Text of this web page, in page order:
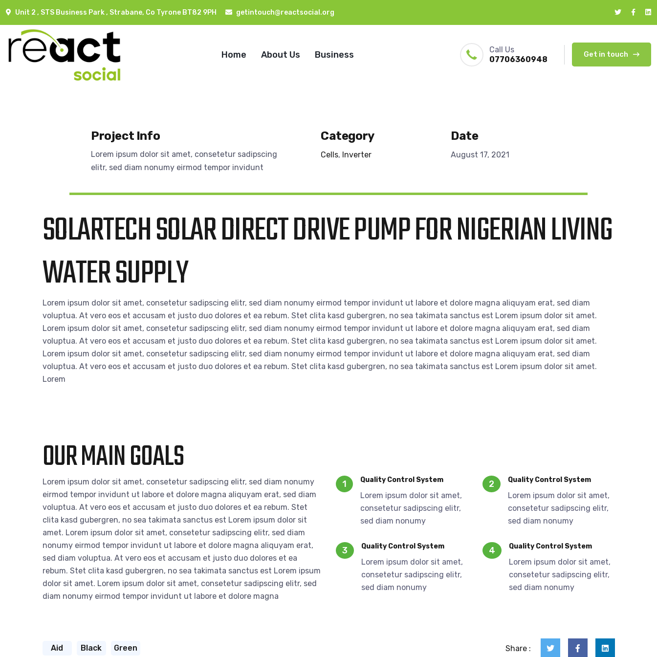
Unit 2 , STS Business Park , Strabane, Co Tyrone BT82 9PH getintouch@reactsocial.org
Home About Us Business
Call Us
07706360948
Get in touch
Project Info
Lorem ipsum dolor sit amet, consetetur sadipscing
elitr, sed diam nonumy eirmod tempor invidunt
Category
Cells, Inverter
Date
August 17, 2021
SOLARTECH SOLAR DIRECT DRIVE PUMP FOR NIGERIAN LIVING
WATER SUPPLY
Lorem ipsum dolor sit amet, consetetur sadipscing elitr, sed diam nonumy eirmod tempor invidunt ut labore et dolore magna aliquyam erat, sed diam
voluptua. At vero eos et accusam et justo duo dolores et ea rebum. Stet clita kasd gubergren, no sea takimata sanctus est Lorem ipsum dolor sit amet.
Lorem ipsum dolor sit amet, consetetur sadipscing elitr, sed diam nonumy eirmod tempor invidunt ut labore et dolore magna aliquyam erat, sed diam
voluptua. At vero eos et accusam et justo duo dolores et ea rebum. Stet clita kasd gubergren, no sea takimata sanctus est Lorem ipsum dolor sit amet.
Lorem ipsum dolor sit amet, consetetur sadipscing elitr, sed diam nonumy eirmod tempor invidunt ut labore et dolore magna aliquyam erat, sed diam
voluptua. At vero eos et accusam et justo duo dolores et ea rebum. Stet clita kasd gubergren, no sea takimata sanctus est Lorem ipsum dolor sit amet.
Lorem
OUR MAIN GOALS
Lorem ipsum dolor sit amet, consetetur sadipscing elitr, sed diam nonumy
eirmod tempor invidunt ut labore et dolore magna aliquyam erat, sed diam
voluptua. At vero eos et accusam et justo duo dolores et ea rebum. Stet
clita kasd gubergren, no sea takimata sanctus est Lorem ipsum dolor sit
amet. Lorem ipsum dolor sit amet, consetetur sadipscing elitr, sed diam
nonumy eirmod tempor invidunt ut labore et dolore magna aliquyam erat,
sed diam voluptua. At vero eos et accusam et justo duo dolores et ea
rebum. Stet clita kasd gubergren, no sea takimata sanctus est Lorem ipsum
dolor sit amet. Lorem ipsum dolor sit amet, consetetur sadipscing elitr, sed
diam nonumy eirmod tempor invidunt ut labore et dolore magna
1 Quality Control System
Lorem ipsum dolor sit amet,
consetetur sadipscing elitr,
sed diam nonumy
2 Quality Control System
Lorem ipsum dolor sit amet,
consetetur sadipscing elitr,
sed diam nonumy
3 Quality Control System
Lorem ipsum dolor sit amet,
consetetur sadipscing elitr,
sed diam nonumy
4 Quality Control System
Lorem ipsum dolor sit amet,
consetetur sadipscing elitr,
sed diam nonumy
Aid Black Green Share :